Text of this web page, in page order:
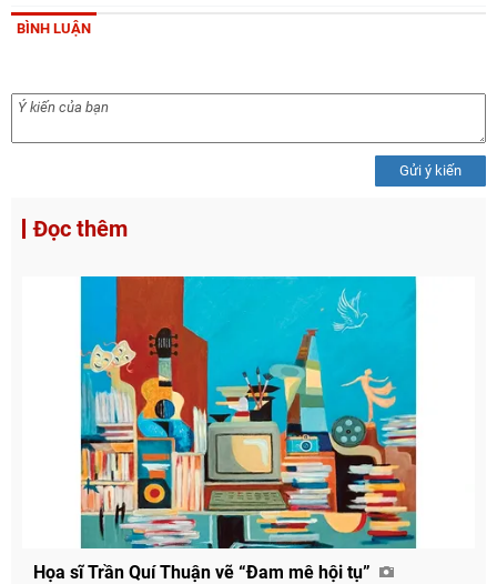
BÌNH LUẬN
Gửi ý kiến
Đọc thêm
Họa sĩ Trần Quí Thuận vẽ “Đam mê hội tụ”